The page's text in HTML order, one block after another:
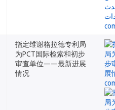
指定维谢格拉德专利局
为PCT国际检索和初步
审查单位——最新进展
情况